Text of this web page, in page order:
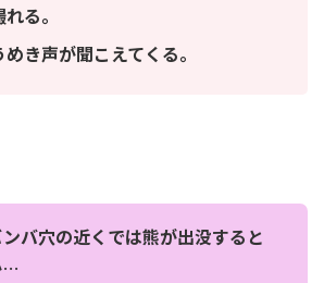
る。
き声が聞こえてくる。
バ穴の近くでは熊が出没すると
…